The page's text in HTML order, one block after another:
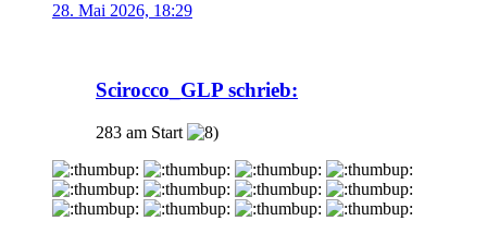
28. Mai 2026, 18:29
Scirocco_GLP schrieb:
283 am Start